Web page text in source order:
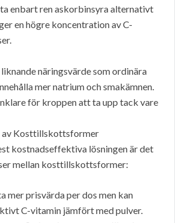
enbart ren askorbinsyra alternativt
en högre koncentration av C-
näringsvärde som ordinära
mer natrium och smakämnen.
för kroppen att ta upp tack vare
av Kosttillskottsformer
kostnadseffektiva lösningen är det
mellan kosttillskottsformer:
mer prisvärda per dos men kan
C-vitamin jämfört med pulver.